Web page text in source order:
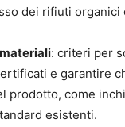
dei rifiuti organici
: criteri per
e garantire
prodotto, come
esistenti.